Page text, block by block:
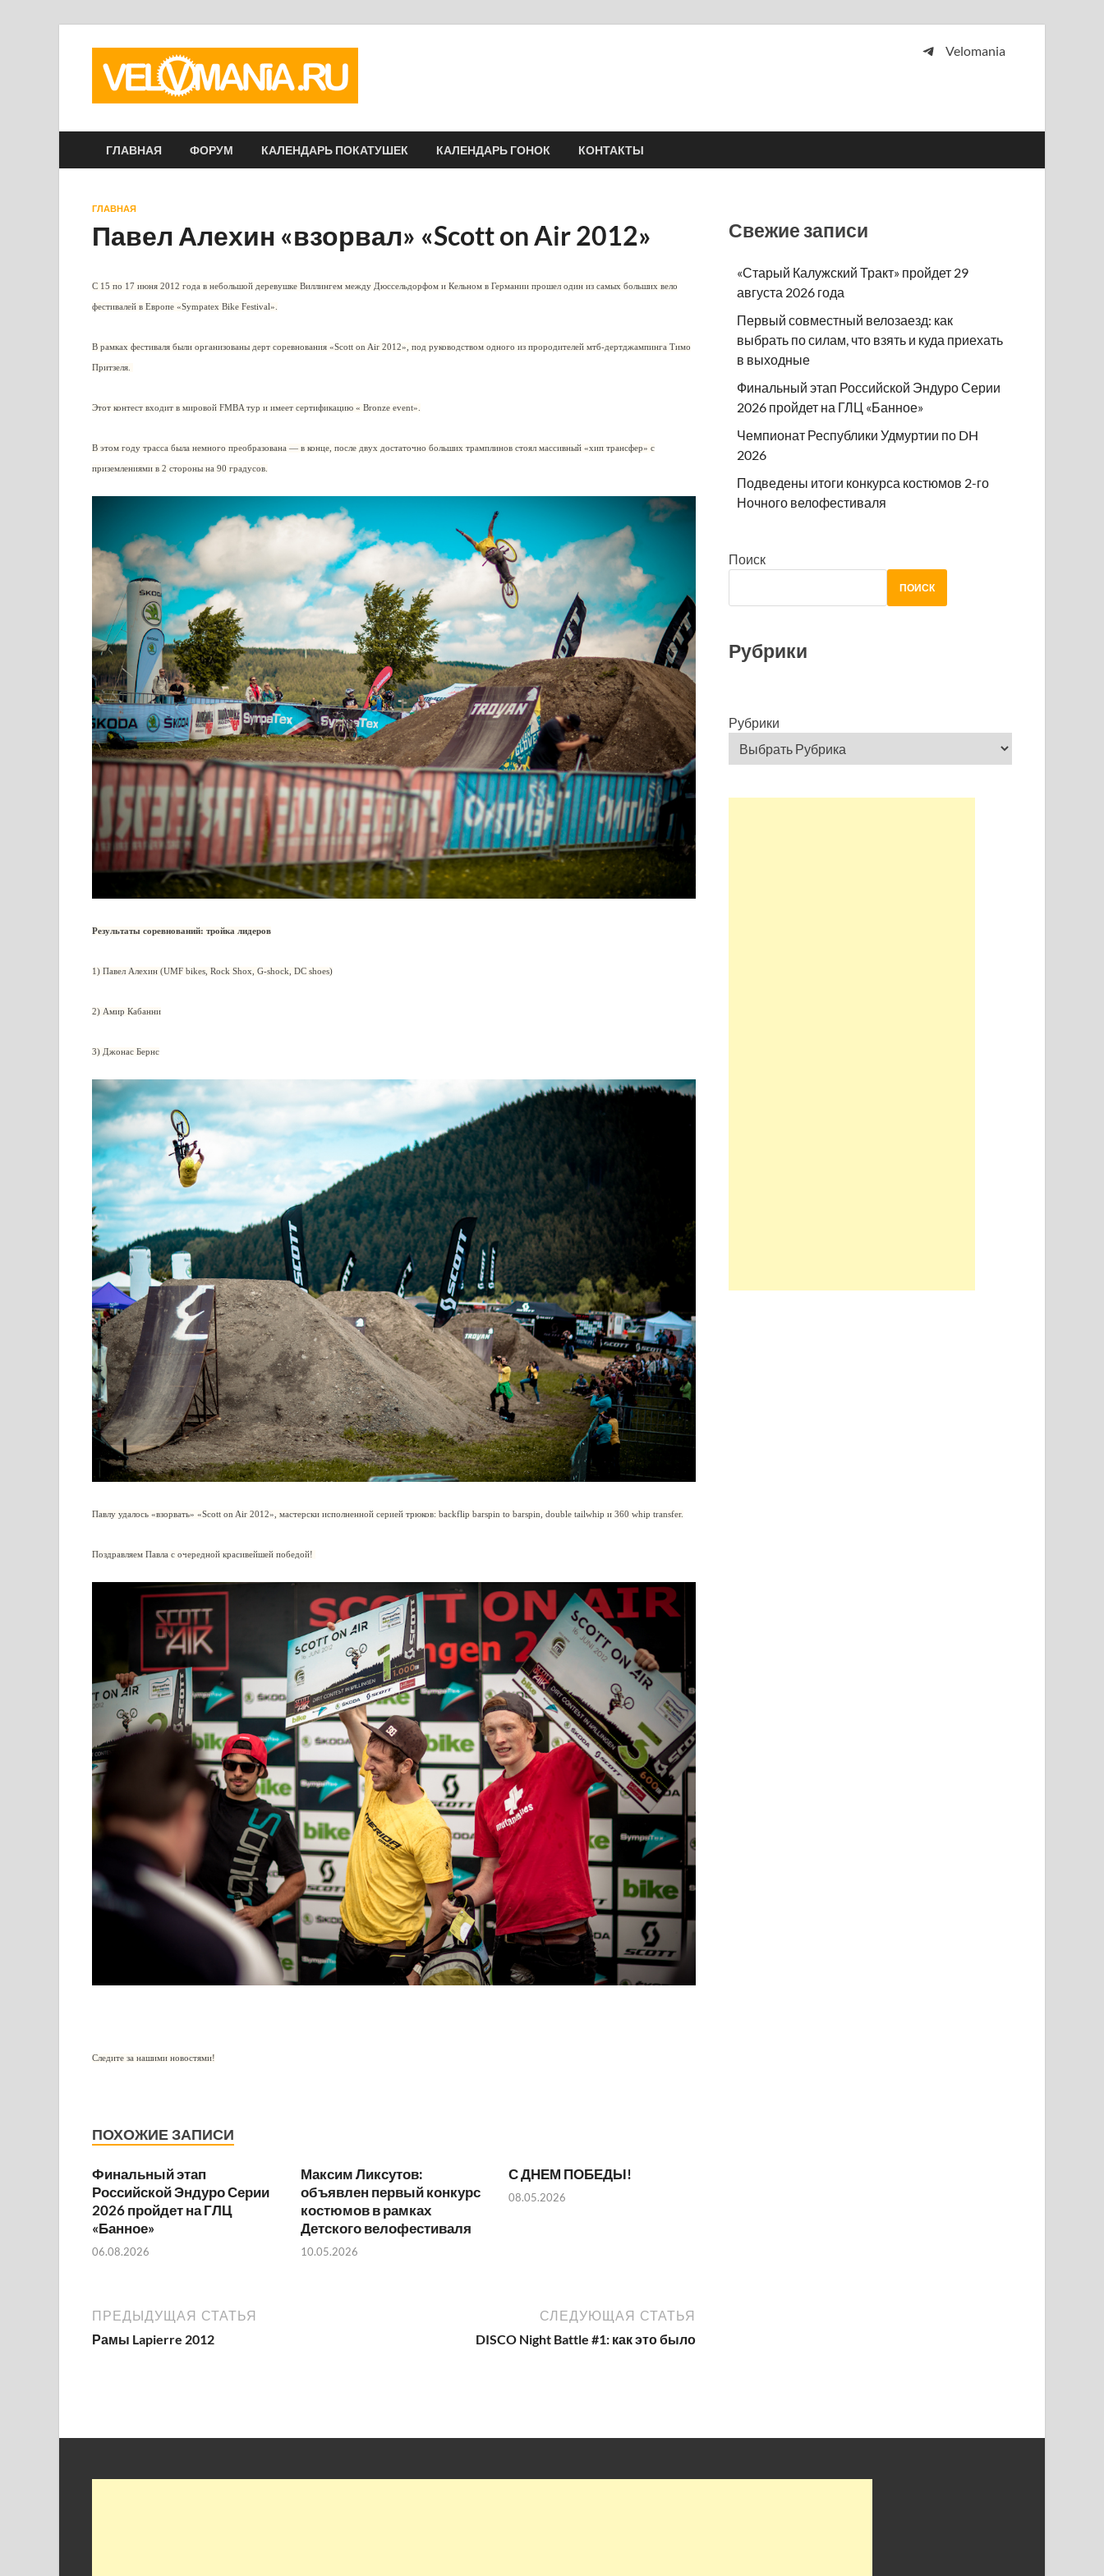
Velomania
ГЛАВНАЯ ФОРУМ КАЛЕНДАРЬ ПОКАТУШЕК КАЛЕНДАРЬ ГОНОК КОНТАКТЫ
ГЛАВНАЯ
Павел Алехин «взорвал» «Scott on Air 2012»
С 15 по 17 июня 2012 года в небольшой деревушке Виллингем между Дюссельдорфом и Кельном в Германии прошел один из самых больших вело
фестивалей в Европе «Sympatex Bike Festival».
В рамках фестиваля были организованы дерт соревнования «Scott on Air 2012», под руководством одного из прородителей мтб-дертджампинга Тимо
Притзеля.
Этот контест входит в мировой FMBA тур и имеет сертификацию « Bronze event».
В этом году трасса была немного преобразована — в конце, после двух достаточно больших трамплинов стоял массивный «хип трансфер» с
приземлениями в 2 стороны на 90 градусов.
Результаты соревнований: тройка лидеров
1) Павел Алехин (UMF bikes, Rock Shox, G-shock, DC shoes)
2) Амир Кабанни
3) Джонас Бернс
Павлу удалось «взорвать» «Scott on Air 2012», мастерски исполненной серией трюков: backflip barspin to barspin, double tailwhip и 360 whip transfer.
Поздравляем Павла с очередной красивейшей победой!
Следите за нашими новостями!
ПОХОЖИЕ ЗАПИСИ
Финальный этап
Российской Эндуро Серии
2026 пройдет на ГЛЦ
«Банное»
06.08.2026
Максим Ликсутов:
объявлен первый конкурс
костюмов в рамках
Детского велофестиваля
10.05.2026
С ДНЕМ ПОБЕДЫ!
08.05.2026
ПРЕДЫДУЩАЯ СТАТЬЯ
Рамы Lapierre 2012
СЛЕДУЮЩАЯ СТАТЬЯ
DISCO Night Battle #1: как это было
Свежие записи
«Старый Калужский Тракт» пройдет 29
августа 2026 года
Первый совместный велозаезд: как
выбрать по силам, что взять и куда приехать
в выходные
Финальный этап Российской Эндуро Серии
2026 пройдет на ГЛЦ «Банное»
Чемпионат Республики Удмуртии по DH
2026
Подведены итоги конкурса костюмов 2-го
Ночного велофестиваля
Поиск
ПОИСК
Рубрики
Рубрики